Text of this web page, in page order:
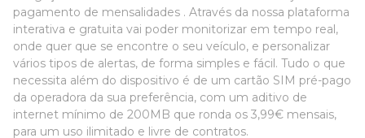
pagamento de mensalidades . Através da nossa plataforma
interativa e gratuita vai poder monitorizar em tempo real,
onde quer que se encontre o seu veículo, e personalizar
vários tipos de alertas, de forma simples e fácil. Tudo o que
necessita além do dispositivo é de um cartão SIM pré-pago
da operadora da sua preferência, com um aditivo de
internet mínimo de 200MB que ronda os 3,99€ mensais,
para um uso ilimitado e livre de contratos.